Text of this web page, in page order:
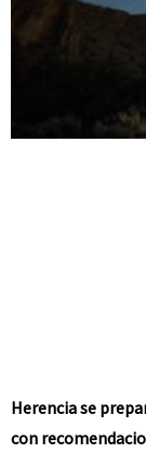
Herencia se
con